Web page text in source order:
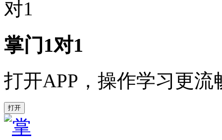
掌门1对1
打开APP，操作学习更流
打开